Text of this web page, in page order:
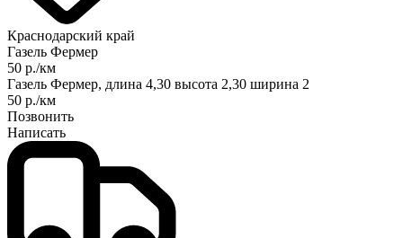
Краснодарский край
Газель Фермер
50 р./км
Газель Фермер, длина 4,30 высота 2,30 ширина 2
50 р./км
Позвонить
Написать